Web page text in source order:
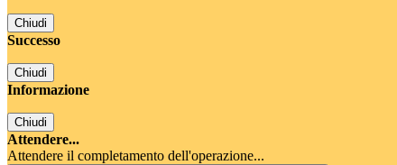
Chiudi
Successo
Chiudi
Informazione
Chiudi
Attendere...
Attendere il completamento dell'operazione...